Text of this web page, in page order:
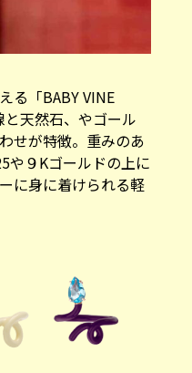
る「BABY VINE
天然石、やゴール
せが特徴。重みのあ
や９Kゴールドの上に
に身に着けられる軽